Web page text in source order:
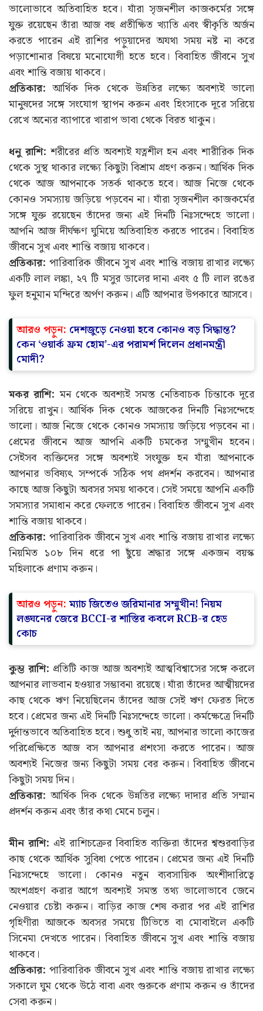
ভালোভাবে অতিবাহিত হবে। যাঁরা সৃজনশীল কাজকর্মের সঙ্গে
যুক্ত রয়েছেন তাঁরা আজ বহু প্রতীক্ষিত খ্যাতি এবং স্বীকৃতি অর্জন
করতে পারেন এই রাশির পড়ুয়াদের অযথা সময় নষ্ট না করে
পড়াশোনার বিষয়ে মনোযোগী হতে হবে। বিবাহিত জীবনে সুখ
এবং শান্তি বজায় থাকবে।
প্রতিকার: আর্থিক দিক থেকে উন্নতির লক্ষ্যে অবশ্যই ভালো
মানুষদের সঙ্গে সংযোগ স্থাপন করুন এবং হিংসাকে দূরে সরিয়ে
রেখে অন্যের ব্যাপারে খারাপ ভাবা থেকে বিরত থাকুন।
ধনু রাশি: শরীরের প্রতি অবশ্যই যত্নশীল হন এবং শারীরিক দিক
থেকে সুস্থ থাকার লক্ষ্যে কিছুটা বিশ্রাম গ্রহণ করুন। আর্থিক দিক
থেকে আজ আপনাকে সতর্ক থাকতে হবে। আজ নিজে থেকে
কোনও সমস্যায় জড়িয়ে পড়বেন না। যাঁরা সৃজনশীল কাজকর্মের
সঙ্গে যুক্ত রয়েছেন তাঁদের জন্য এই দিনটি নিঃসন্দেহে ভালো।
আপনি আজ দীর্ঘক্ষণ ঘুমিয়ে অতিবাহিত করতে পারেন। বিবাহিত
জীবনে সুখ এবং শান্তি বজায় থাকবে।
প্রতিকার: পারিবারিক জীবনে সুখ এবং শান্তি বজায় রাখার লক্ষ্যে
একটি লাল লঙ্কা, ২৭ টি মসুর ডালের দানা এবং ৫ টি লাল রঙের
ফুল হনুমান মন্দিরে অর্পণ করুন। এটি আপনার উপকারে আসবে।
আরও পড়ুন: দেশজুড়ে নেওয়া হবে কোনও বড় সিদ্ধান্ত?
কেন ‘ওয়ার্ক ফ্রম হোম’-এর পরামর্শ দিলেন প্রধানমন্ত্রী
মোদী?
মকর রাশি: মন থেকে অবশ্যই সমস্ত নেতিবাচক চিন্তাকে দূরে
সরিয়ে রাখুন। আর্থিক দিক থেকে আজকের দিনটি নিঃসন্দেহে
ভালো। আজ নিজে থেকে কোনও সমস্যায় জড়িয়ে পড়বেন না।
প্রেমের জীবনে আজ আপনি একটি চমকের সম্মুখীন হবেন।
সেইসব ব্যক্তিদের সঙ্গে অবশ্যই সংযুক্ত হন যাঁরা আপনাকে
আপনার ভবিষ্যৎ সম্পর্কে সঠিক পথ প্রদর্শন করবেন। আপনার
কাছে আজ কিছুটা অবসর সময় থাকবে। সেই সময়ে আপনি একটি
সমস্যার সমাধান করে ফেলতে পারেন। বিবাহিত জীবনে সুখ এবং
শান্তি বজায় থাকবে।
প্রতিকার: পারিবারিক জীবনে সুখ এবং শান্তি বজায় রাখার লক্ষ্যে
নিয়মিত ১০৮ দিন ধরে পা ছুঁয়ে শ্রদ্ধার সঙ্গে একজন বয়স্ক
মহিলাকে প্রণাম করুন।
আরও পড়ুন:ম্যাচ জিতেও জরিমানার সম্মুখীন! নিয়ম
লঙ্ঘনের জেরে BCCI-র শাস্তির কবলে RCB-র হেড
কোচ
কুম্ভ রাশি: প্রতিটি কাজ আজ অবশ্যই আত্মবিশ্বাসের সঙ্গে করলে
আপনার লাভবান হওয়ার সম্ভাবনা রয়েছে। যাঁরা তাঁদের আত্মীয়দের
কাছ থেকে ঋণ নিয়েছিলেন তাঁদের আজ সেই ঋণ ফেরত দিতে
হবে। প্রেমের জন্য এই দিনটি নিঃসন্দেহে ভালো। কর্মক্ষেত্রে দিনটি
দুর্দান্তভাবে অতিবাহিত হবে। শুধু তাই নয়, আপনার ভালো কাজের
পরিপ্রেক্ষিতে আজ বস আপনার প্রশংসা করতে পারেন। আজ
অবশ্যই নিজের জন্য কিছুটা সময় বের করুন। বিবাহিত জীবনে
কিছুটা সময় দিন।
প্রতিকার: আর্থিক দিক থেকে উন্নতির লক্ষ্যে দাদার প্রতি সম্মান
প্রদর্শন করুন এবং তাঁর কথা মেনে চলুন।
মীন রাশি: এই রাশিচক্রের বিবাহিত ব্যক্তিরা তাঁদের শ্বশুরবাড়ির
কাছ থেকে আর্থিক সুবিধা পেতে পারেন। প্রেমের জন্য এই দিনটি
নিঃসন্দেহে ভালো। কোনও নতুন ব্যবসায়িক অংশীদারিত্বে
অংশগ্রহণ করার আগে অবশ্যই সমস্ত তথ্য ভালোভাবে জেনে
নেওয়ার চেষ্টা করুন। বাড়ির কাজ শেষ করার পর এই রাশির
গৃহিণীরা আজকে অবসর সময়ে টিভিতে বা মোবাইলে একটি
সিনেমা দেখতে পারেন। বিবাহিত জীবনে সুখ এবং শান্তি বজায়
থাকবে।
প্রতিকার: পারিবারিক জীবনে সুখ এবং শান্তি বজায় রাখার লক্ষ্যে
সকালে ঘুম থেকে উঠে বাবা এবং গুরুকে প্রণাম করুন ও তাঁদের
সেবা করুন।